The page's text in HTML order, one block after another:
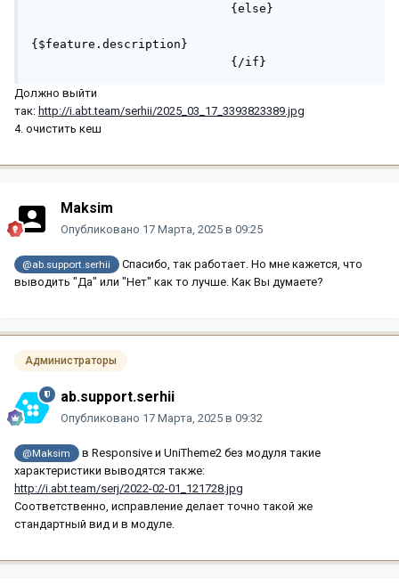
{$feature.description}
                            {/if}
Должно выйти
так: http://i.abt.team/serhii/2025_03_17_3393823389.jpg
4. очистить кеш
Maksim
Опубликовано 17 Марта, 2025 в 09:25
@ab.support.serhii
Спасибо, так работает. Но мне кажется, что
выводить "Да" или "Нет" как то лучше. Как Вы думаете?
Администраторы
ab.support.serhii
Опубликовано 17 Марта, 2025 в 09:32
@Maksim
в Responsive и UniTheme2 без модуля такие
характеристики выводятся также:
http://i.abt.team/serj/2022-02-01_121728.jpg
Соответственно, исправление делает точно такой же
стандартный вид и в модуле.